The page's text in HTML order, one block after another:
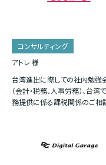
コンサルティング
アトレ 様
台湾進出に際しての社内勉強
（会計・税務、人事労務）、台湾
務提供に係る課税関係のご相